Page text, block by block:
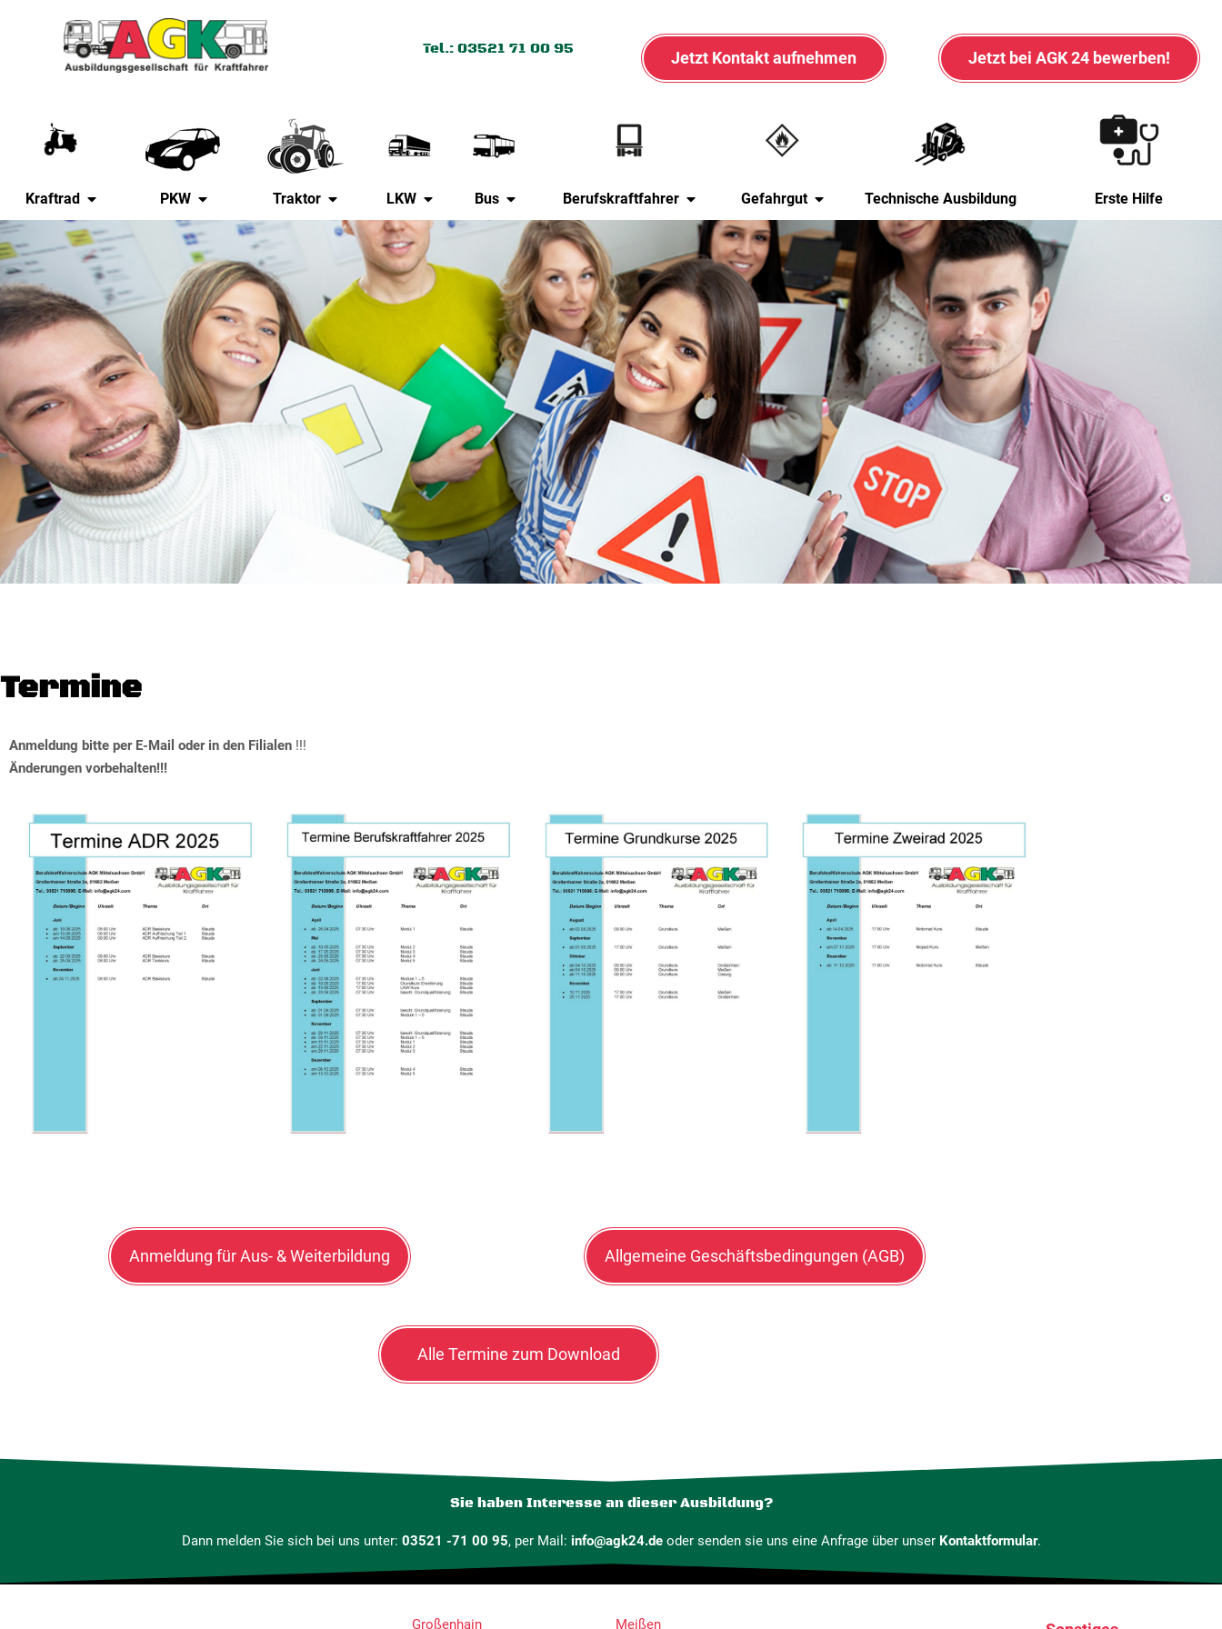
Tel.: 03521 71 00 95 Jetzt Kontakt aufnehmen Jetzt bei AGK 24 bewerben!
Kraftrad PKW Traktor LKW Bus Berufskraftfahrer Gefahrgut Technische Ausbildung Erste Hilfe
Termine
Anmeldung bitte per E-Mail oder in den Filialen !!!
Änderungen vorbehalten!!!
Anmeldung für Aus- & Weiterbildung Allgemeine Geschäftsbedingungen (AGB)
Alle Termine zum Download
Sie haben Interesse an dieser Ausbildung?
Dann melden Sie sich bei uns unter: 03521 -71 00 95, per Mail: info@agk24.deoder senden sie uns eine Anfrage über unser Kontaktformular.
Großenhain Meißen